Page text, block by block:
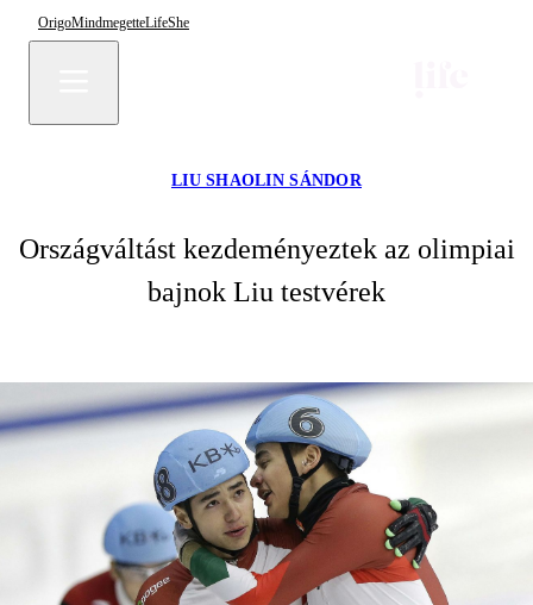
OrigoMindmegetteLifeShe
LIU SHAOLIN SÁNDOR
Országváltást kezdeményeztek az olimpiai
bajnok Liu testvérek